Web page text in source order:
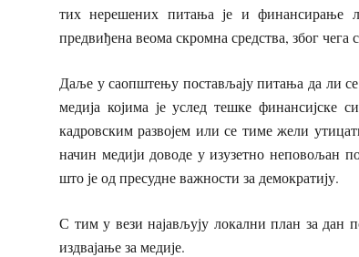
тих нерешених питања је и финансирање
предвиђена веома скромна средства, због чега
Даље у саопштењу постављају питања да ли
медија којима је услед тешке финансијске
кадровским развојем или се тиме жели
начин медији доводе у изузетно неповољан
што је од пресудне важности за демократију.
С тим у вези најављују локални план за дан
издвајање за медије.